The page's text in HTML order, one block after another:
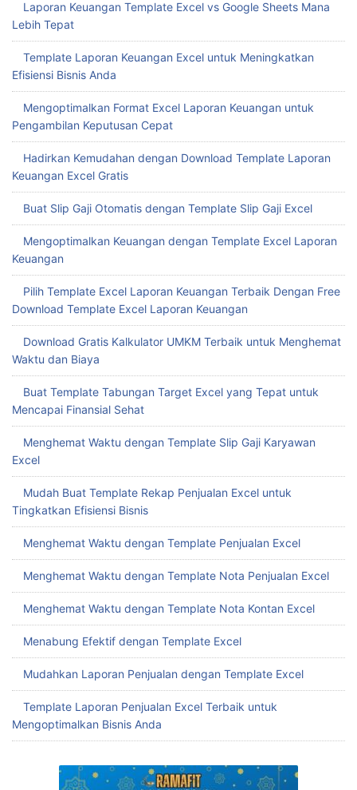
Laporan Keuangan Template Excel vs Google Sheets Mana
Lebih Tepat
Template Laporan Keuangan Excel untuk Meningkatkan
Efisiensi Bisnis Anda
Mengoptimalkan Format Excel Laporan Keuangan untuk
Pengambilan Keputusan Cepat
Hadirkan Kemudahan dengan Download Template Laporan
Keuangan Excel Gratis
Buat Slip Gaji Otomatis dengan Template Slip Gaji Excel
Mengoptimalkan Keuangan dengan Template Excel Laporan
Keuangan
Pilih Template Excel Laporan Keuangan Terbaik Dengan Free
Download Template Excel Laporan Keuangan
Download Gratis Kalkulator UMKM Terbaik untuk Menghemat
Waktu dan Biaya
Buat Template Tabungan Target Excel yang Tepat untuk
Mencapai Finansial Sehat
Menghemat Waktu dengan Template Slip Gaji Karyawan
Excel
Mudah Buat Template Rekap Penjualan Excel untuk
Tingkatkan Efisiensi Bisnis
Menghemat Waktu dengan Template Penjualan Excel
Menghemat Waktu dengan Template Nota Penjualan Excel
Menghemat Waktu dengan Template Nota Kontan Excel
Menabung Efektif dengan Template Excel
Mudahkan Laporan Penjualan dengan Template Excel
Template Laporan Penjualan Excel Terbaik untuk
Mengoptimalkan Bisnis Anda